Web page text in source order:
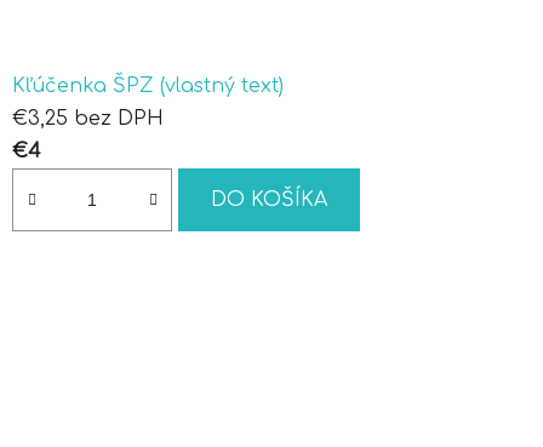
Kľúčenka ŠPZ (vlastný text)
€3,25 bez DPH
€4
DO KOŠÍKA